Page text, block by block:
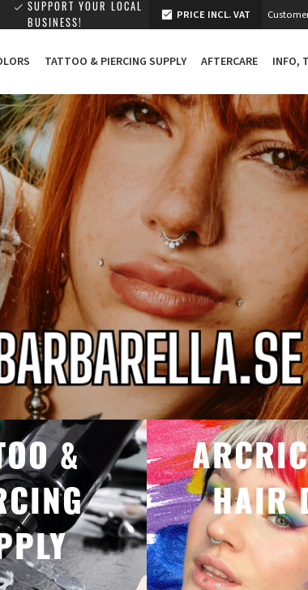
SUPPORT YOUR LOCAL
BUSINESS!
PRICE INCL. VAT
TATTOO & PIERCING SUPPLY AFTERCARE INFO,
&
HAIR